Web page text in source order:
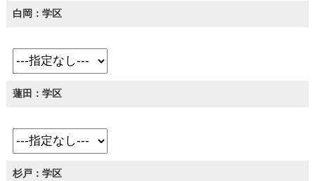
白岡：学区
蓮田：学区
杉戸：学区